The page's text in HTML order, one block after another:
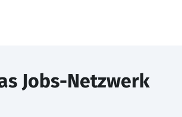
Jobs-Netzwerk